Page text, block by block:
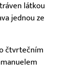
látkou
jednou ze
čtvrtečním